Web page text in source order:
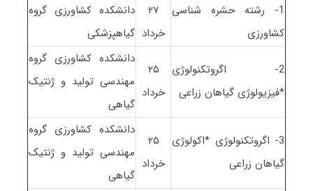
1- رشته حشره شناسی
کشاورزی
۲۷
خرداد
دانشکده کشاورزی گروه
گیاهپزشکی
2- اگروتکنولوژی
*فیزیولوژی گیاهان زراعی
۲۵
خرداد
دانشکده کشاورزی گروه
مهندسی تولید و ژنتیک
گیاهی
3- اگروتکنولوژی *اکولوژی
گیاهان زراعی
۲۵
خرداد
دانشکده کشاورزی گروه
مهندسی تولید و ژنتیک
گیاهی